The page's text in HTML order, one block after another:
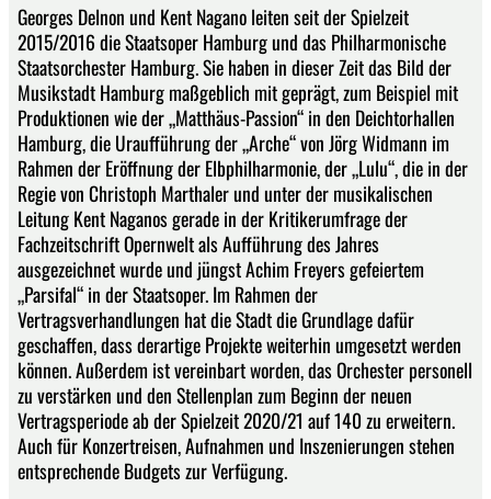
Georges Delnon und Kent Nagano leiten seit der Spielzeit
2015/2016 die Staatsoper Hamburg und das Philharmonische
Staatsorchester Hamburg. Sie haben in dieser Zeit das Bild der
Musikstadt Hamburg maßgeblich mit geprägt, zum Beispiel mit
Produktionen wie der „Matthäus-Passion“ in den Deichtorhallen
Hamburg, die Uraufführung der „Arche“ von Jörg Widmann im
Rahmen der Eröffnung der Elbphilharmonie, der „Lulu“, die in der
Regie von Christoph Marthaler und unter der musikalischen
Leitung Kent Naganos gerade in der Kritikerumfrage der
Fachzeitschrift Opernwelt als Aufführung des Jahres
ausgezeichnet wurde und jüngst Achim Freyers gefeiertem
„Parsifal“ in der Staatsoper. Im Rahmen der
Vertragsverhandlungen hat die Stadt die Grundlage dafür
geschaffen, dass derartige Projekte weiterhin umgesetzt werden
können. Außerdem ist vereinbart worden, das Orchester personell
zu verstärken und den Stellenplan zum Beginn der neuen
Vertragsperiode ab der Spielzeit 2020/21 auf 140 zu erweitern.
Auch für Konzertreisen, Aufnahmen und Inszenierungen stehen
entsprechende Budgets zur Verfügung.